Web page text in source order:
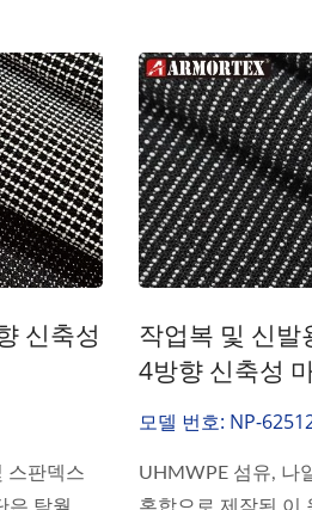
신축성
스판덱스
작업복 및 신발
4방향 신축성
모델 번호: NP-
UHMWPE 섬유, 나
ISO